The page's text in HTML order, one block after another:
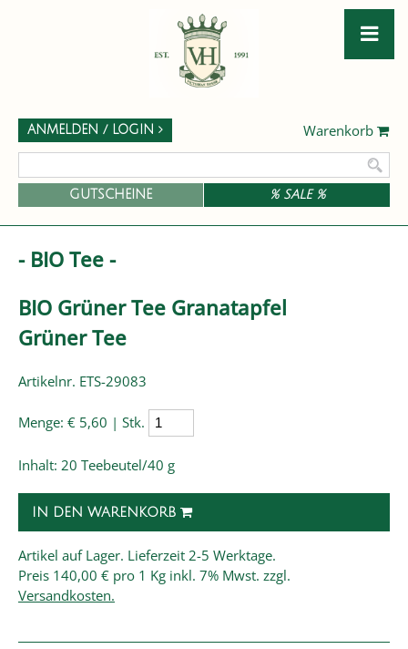
Warenkorb
ANMELDEN / LOGIN
GUTSCHEINE % SALE %
- BIO Tee -
BIO Grüner Tee Granatapfel
Grüner Tee
Artikelnr. ETS-29083
Menge: € 5,60 | Stk.
Inhalt: 20 Teebeutel/40 g
IN DEN WARENKORB
Artikel auf Lager. Lieferzeit 2-5 Werktage.
Preis 140,00 € pro 1 Kg inkl. 7% Mwst. zzgl.
Versandkosten.